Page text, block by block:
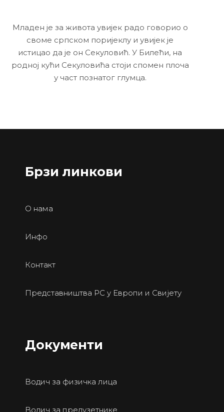
Младен је за живота увијек радо говорио о
своме српском поријеклу и увијек је
истицао да је он Секуловић. У Билећи, на
родној кући Секуловића стоји спомен плоча
у част познатог глумца.
Брзи линкови
О нама
Инфо
Контакт
Представништва РС у Европи и Свијету
Документи
Водич за физичка лица
Водич за предузетнике